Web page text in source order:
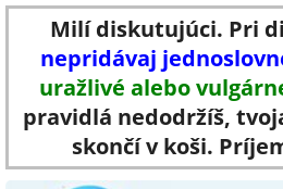
Milí diskutujúci. Pri
nepridávaj
uražlivé alebo
pravidlá nedodržíš,
skončí v koši.